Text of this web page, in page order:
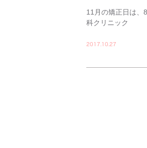
11月の矯正日は、
科クリニック
2017.10.27